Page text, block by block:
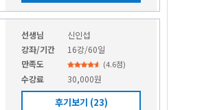
선생님
신인섭
강좌/기간
16강/60일
만족도
(4.6점)
수강료 30,000원
후기보기 (23)